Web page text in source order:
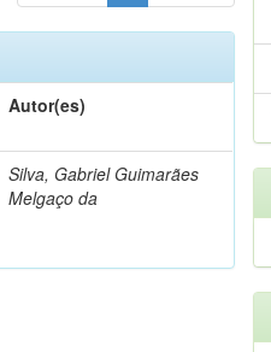
Autor(es)
Silva, Gabriel Guimarães
Melgaço da